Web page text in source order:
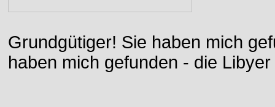
Grundgütiger! Sie haben mich
haben mich gefunden - die